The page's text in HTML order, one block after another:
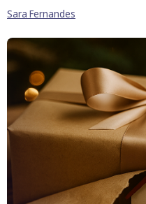
Sara Fernandes